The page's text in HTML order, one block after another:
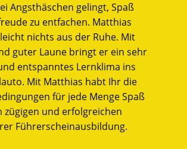
Angsthäschen gelingt, Spaß
zu entfachen. Matthias
nichts aus der Ruhe. Mit
guter Laune bringt er ein sehr
entspanntes Lernklima ins
Mit Matthias habt Ihr die
für jede Menge Spaß
zügigen und erfolgreichen
Führerscheinausbildung.